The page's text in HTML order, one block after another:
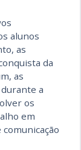
alunos
as
da
as
a
os
em